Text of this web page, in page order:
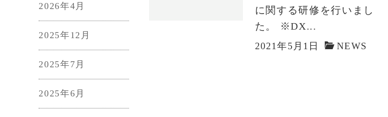
に関する研修を行いまし
た。 ※DX...
2021年5月1日 NEWS
2026年4月
2025年12月
2025年7月
2025年6月